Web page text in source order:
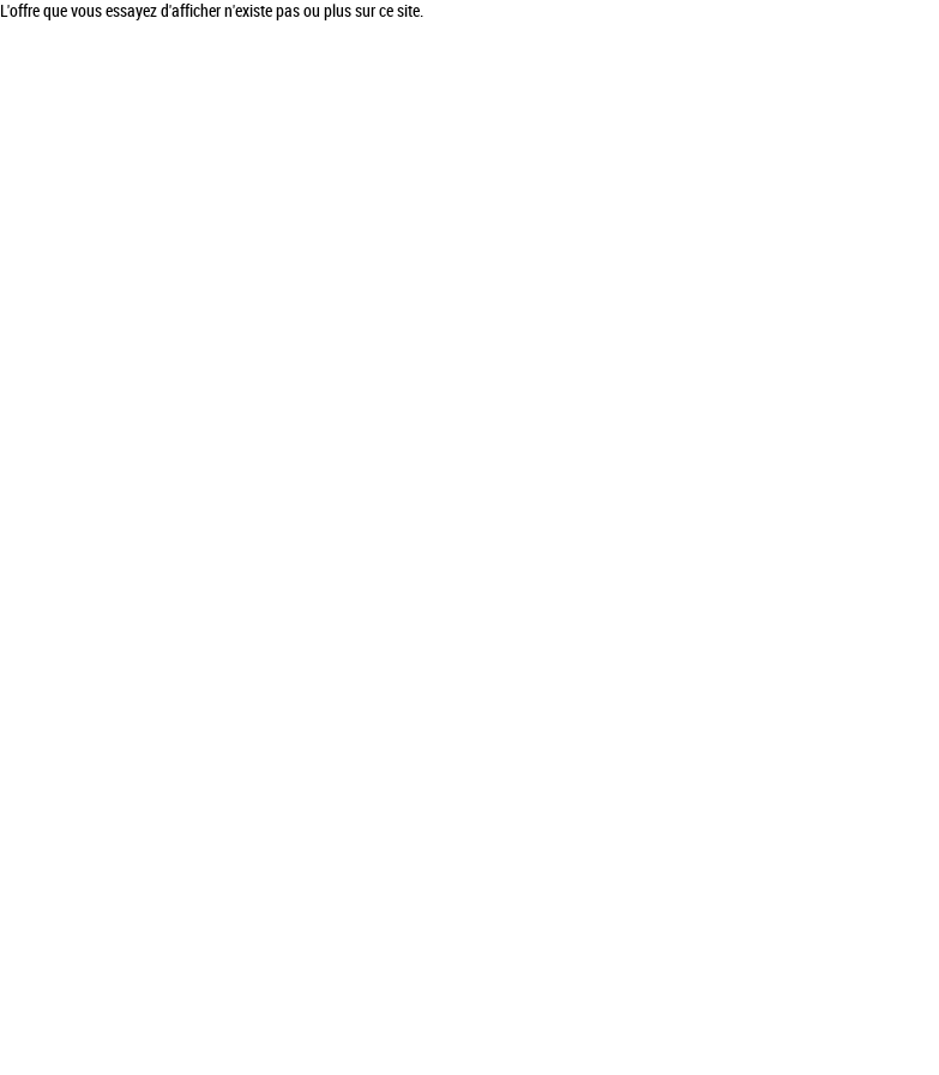
L'offre que vous essayez d'afficher n'existe pas ou plus sur ce site.